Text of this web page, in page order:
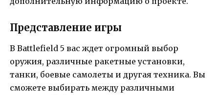
Представление игры
В Battlefield 5 вас ждет огромный выбор
оружия, различные ракетные установки,
танки, боевые самолеты и другая техника. Вы
сможете выбирать между различными